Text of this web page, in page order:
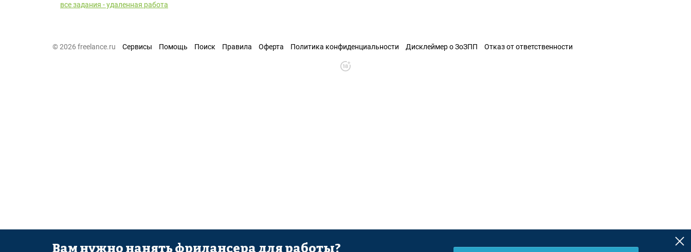
все задания - удаленная работа
© 2026 freelance.ru Сервисы Помощь Поиск Правила Оферта Политика конфиденциальности Дисклеймер о ЗоЗПП Отказ от ответственности
Вам нужно нанять фрилансера для работы?